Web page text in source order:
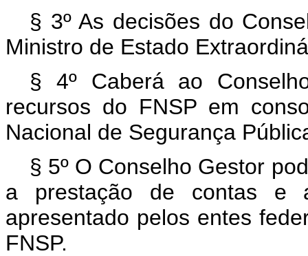
§ 3º As decisões do
Ministro de Estado
§ 4º Caberá ao
recursos do FNSP em
Nacional de Segurança
§ 5º O Conselho Gestor
a prestação de contas e
apresentado pelos entes
FNSP.